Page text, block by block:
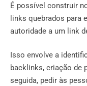
É possível construir
links quebrados para
autoridade a um link
Isso envolve a
backlinks, criação de
seguida, pedir às